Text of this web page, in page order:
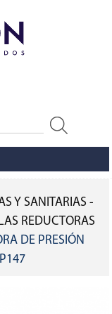
Y SANITARIAS -
REDUCTORAS
DE PRESIÓN